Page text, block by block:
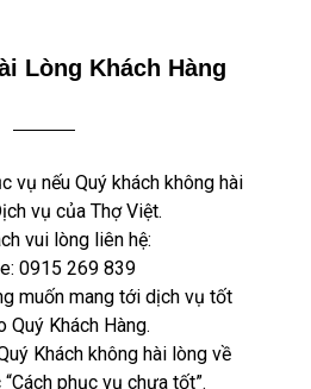
Lòng Khách Hàng
vụ nếu Quý khách không hài
vụ của Thợ Việt.
vui lòng liên hệ:
0915 269 839
muốn mang tới dịch vụ tốt
Quý Khách Hàng.
Khách không hài lòng về
“Cách phục vụ chưa tốt”.